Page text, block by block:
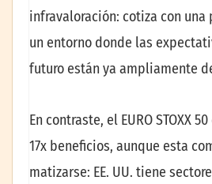
infravaloración: cotiza con
un entorno donde las
futuro están ya ampliamente
En contraste, el EURO STOXX
17x beneficios, aunque esta
matizarse: EE. UU. tiene